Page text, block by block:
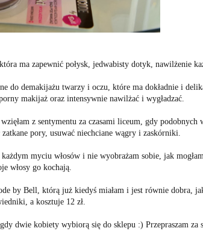
ma zapewnić połysk, jedwabisty dotyk, nawilżenie
demakijażu twarzy i oczu, które ma dokładnie i
makijaż oraz intensywnie nawilżać i wygładzać.
z sentymentu za czasami liceum, gdy podobnych
pory, usuwać niechciane wągry i zaskórniki.
myciu włosów i nie wyobrażam sobie, jak
włosy go kochają.
by Bell, którą już kiedyś miałam i jest równie dobra,
a kosztuje 12 zł.
dwie kobiety wybiorą się do sklepu :) Przepraszam za